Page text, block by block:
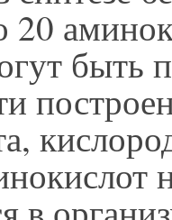
20
быть